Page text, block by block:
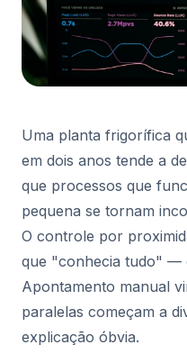
Uma planta frigorífica
em dois anos tende a
que processos que
pequena se tornam
O controle por
que "conhecia tudo" —
Apontamento manual
paralelas começam a
explicação óbvia.